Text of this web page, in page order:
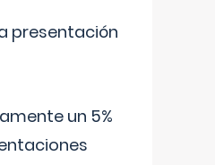
presentación
un 5%